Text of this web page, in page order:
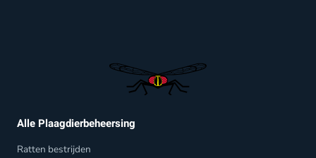
Alle Plaagdierbeheersing
Ratten bestrijden